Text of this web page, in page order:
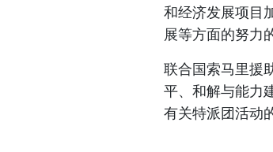
和经济发展项目
展等方面的努力
联合国索马里援
平、和解与能力
有关特派团活动